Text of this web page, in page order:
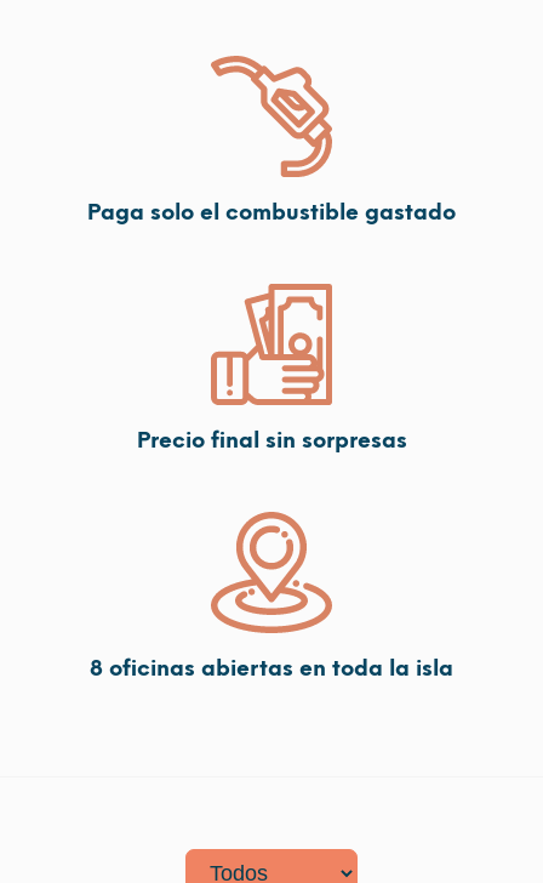
Paga solo el combustible gastado
Precio final sin sorpresas
8 oficinas abiertas en toda la isla